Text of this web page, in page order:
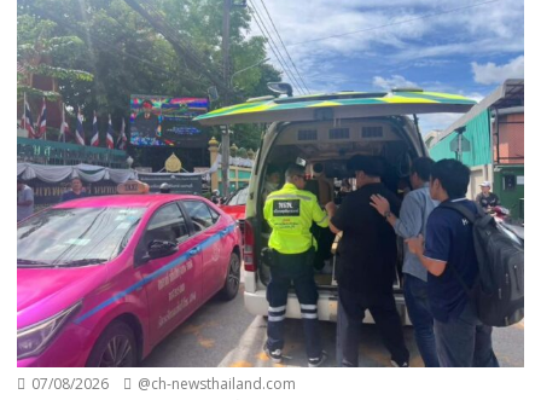
07/08/2026 @ch-newsthailand.com